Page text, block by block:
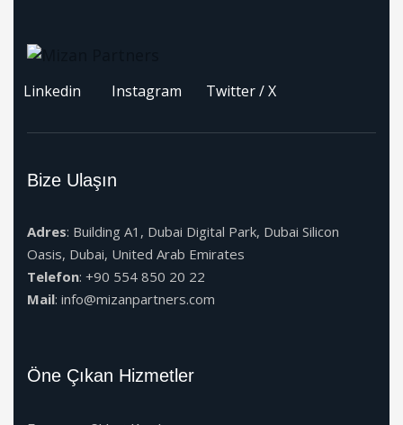
Linkedin Instagram Twitter / X
Bize Ulaşın
Adres: Building A1, Dubai Digital Park, Dubai Silicon
Oasis, Dubai, United Arab Emirates
Telefon: +90 554 850 20 22
Mail: info@mizanpartners.com
Öne Çıkan Hizmetler